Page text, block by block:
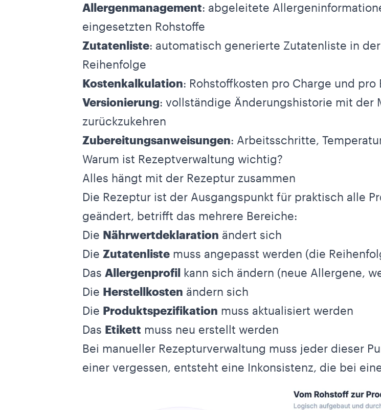
Allergenmanagement: abgeleitete
eingesetzten Rohstoffe
Zutatenliste: automatisch generierte Zutatenliste in
Reihenfolge
Kostenkalkulation: Rohstoffkosten pro Charge und pro
Versionierung: vollständige Änderungshistorie mit der
zurückzukehren
Zubereitungsanweisungen: Arbeitsschritte,
Warum ist Rezeptverwaltung wichtig?
Alles hängt mit der Rezeptur zusammen
Die Rezeptur ist der Ausgangspunkt für praktisch alle
geändert, betrifft das mehrere Bereiche:
Die Nährwertdeklaration ändert sich
Die Zutatenliste muss angepasst werden (die
Das Allergenprofil kann sich ändern (neue Allergene,
Die Herstellkosten ändern sich
Die Produktspezifikation muss aktualisiert werden
Das Etikett muss neu erstellt werden
Bei manueller Rezepturverwaltung muss jeder dieser
einer vergessen, entsteht eine Inkonsistenz, die bei